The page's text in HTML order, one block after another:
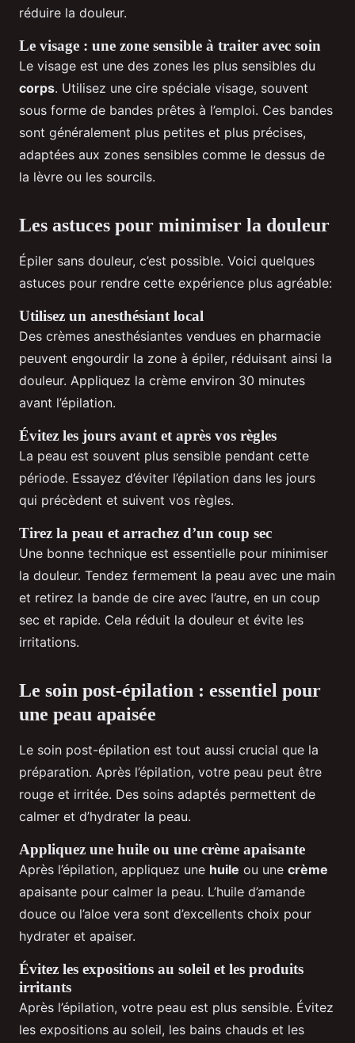
réduire la douleur.
Le visage : une zone sensible à traiter avec soin
Le visage est une des zones les plus sensibles du
corps. Utilisez une cire spéciale visage, souvent
sous forme de bandes prêtes à l’emploi. Ces bandes
sont généralement plus petites et plus précises,
adaptées aux zones sensibles comme le dessus de
la lèvre ou les sourcils.
Les astuces pour minimiser la douleur
Épiler sans douleur, c’est possible. Voici quelques
astuces pour rendre cette expérience plus agréable:
Utilisez un anesthésiant local
Des crèmes anesthésiantes vendues en pharmacie
peuvent engourdir la zone à épiler, réduisant ainsi la
douleur. Appliquez la crème environ 30 minutes
avant l’épilation.
Évitez les jours avant et après vos règles
La peau est souvent plus sensible pendant cette
période. Essayez d’éviter l’épilation dans les jours
qui précèdent et suivent vos règles.
Tirez la peau et arrachez d’un coup sec
Une bonne technique est essentielle pour minimiser
la douleur. Tendez fermement la peau avec une main
et retirez la bande de cire avec l’autre, en un coup
sec et rapide. Cela réduit la douleur et évite les
irritations.
Le soin post-épilation : essentiel pour
une peau apaisée
Le soin post-épilation est tout aussi crucial que la
préparation. Après l’épilation, votre peau peut être
rouge et irritée. Des soins adaptés permettent de
calmer et d’hydrater la peau.
Appliquez une huile ou une crème apaisante
Après l’épilation, appliquez une huile ou une crème
apaisante pour calmer la peau. L’huile d’amande
douce ou l’aloe vera sont d’excellents choix pour
hydrater et apaiser.
Évitez les expositions au soleil et les produits
irritants
Après l’épilation, votre peau est plus sensible. Évitez
les expositions au soleil, les bains chauds et les